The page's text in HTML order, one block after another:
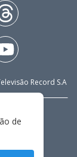
Record S.A
de